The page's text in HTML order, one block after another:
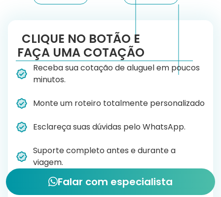
CLIQUE NO BOTÃO E
FAÇA UMA COTAÇÃO
Receba sua cotação de aluguel em poucos
minutos.
Monte um roteiro totalmente personalizado
Esclareça suas dúvidas pelo WhatsApp.
Suporte completo antes e durante a
viagem.
Falar com especialista